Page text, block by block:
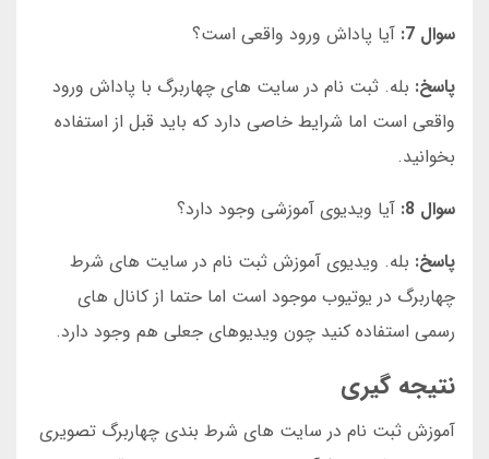
سوال 7:
آیا پاداش ورود واقعی است؟
پاسخ: بله. ثبت نام در سایت های چهاربرگ با پاداش ورود
واقعی است اما شرایط خاصی دارد که باید قبل از استفاده
بخوانید.
سوال 8:
آیا ویدیوی آموزشی وجود دارد؟
پاسخ: بله. ویدیوی آموزش ثبت نام در سایت های شرط
چهاربرگ در یوتیوب موجود است اما حتما از کانال های
رسمی استفاده کنید چون ویدیوهای جعلی هم وجود دارد.
نتیجه گیری
آموزش ثبت نام در سایت های شرط بندی چهاربرگ تصویری